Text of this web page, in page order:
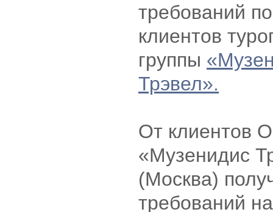
требований
клиентов
группы
Трэвел».
От клиентов
«Музенидис
(Москва)
требований